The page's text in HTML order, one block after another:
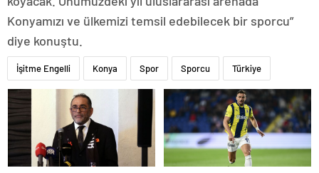
Konyamızı ve ülkemizi temsil edebilecek bir sporcu”
diye konuştu.
İşitme Engelli Konya Spor Sporcu Türkiye